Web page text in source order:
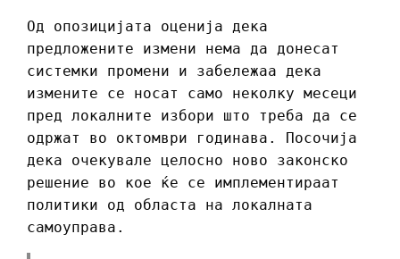
Од опозицијата оценија дека
предложените измени нема да донесат
системки промени и забележаа дека
измените се носат само неколку месеци
пред локалните избори што треба да се
одржат во октомври годинава. Посочија
дека очекувале целосно ново законско
решение во кое ќе се имплементираат
политики од областа на локалната
самоуправа.